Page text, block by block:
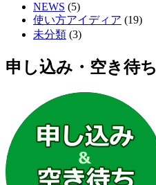
NEWS (5)
使い方アイディア (19)
未分類 (3)
申し込み・空き待ち